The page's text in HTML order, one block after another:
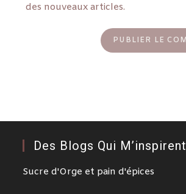
des nouveaux articles.
Des Blogs Qui M’inspirent
Sucre d'Orge et pain d'épices